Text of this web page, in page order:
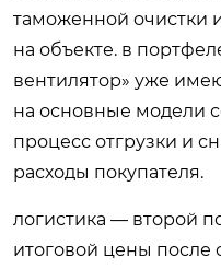
таможенной очистки
на объекте. в
вентилятор» уже
на основные модели
процесс отгрузки и
расходы покупателя.
логистика — второй
итоговой цены после